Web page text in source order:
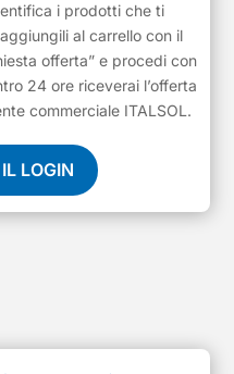
i prodotti che ti
al carrello con il
offerta” e procedi con
24 ore riceverai l’offerta
commerciale ITALSOL.
LOGIN